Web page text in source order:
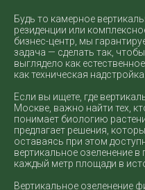
Будь то камерное
резиденции или
бизнес-центр, мы
задача — сделать так,
выглядело как
как техническая надстройка.
Если вы ищете, где
Москве, важно найти тех,
понимает биологию
предлагает решения,
оставаясь при этом
вертикальное озеленение
каждый метр площади в
Вертикальное озеленение